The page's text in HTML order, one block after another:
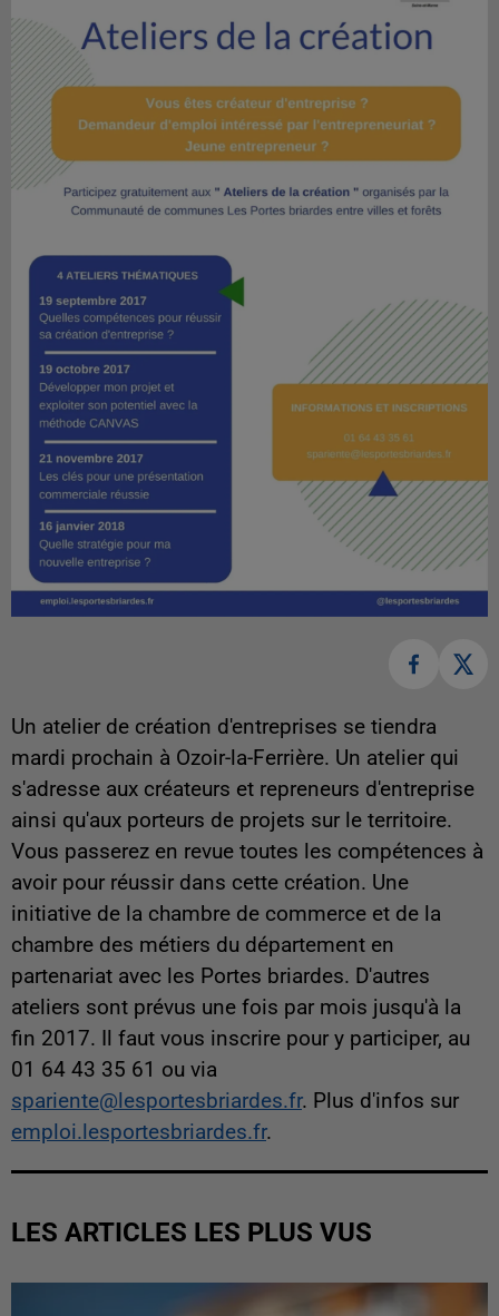
Un atelier de création d'entreprises se tiendra
mardi prochain à Ozoir-la-Ferrière. Un atelier qui
s'adresse aux créateurs et repreneurs d'entreprise
ainsi qu'aux porteurs de projets sur le territoire.
Vous passerez en revue toutes les compétences à
avoir pour réussir dans cette création. Une
initiative de la chambre de commerce et de la
chambre des métiers du département en
partenariat avec les Portes briardes. D'autres
ateliers sont prévus une fois par mois jusqu'à la
fin 2017. Il faut vous inscrire pour y participer, au
01 64 43 35 61 ou via
spariente@lesportesbriardes.fr. Plus d'infos sur
emploi.lesportesbriardes.fr.
LES ARTICLES LES PLUS VUS